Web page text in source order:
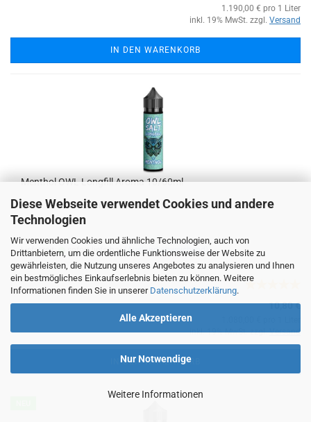
Diese Webseite verwendet Cookies und andere
Technologien
Wir verwenden Cookies und ähnliche Technologien, auch von
Drittanbietern, um die ordentliche Funktionsweise der Website zu
gewährleisten, die Nutzung unseres Angebotes zu analysieren und Ihnen
ein bestmögliches Einkaufserlebnis bieten zu können. Weitere
Informationen finden Sie in unserer Datenschutzerklärung.
Alle Akzeptieren
Nur Notwendige
Weitere Informationen
1.190,00 € pro 1 Liter
inkl. 19% MwSt. zzgl. Versand
IN DEN WARENKORB
Menthol OWL Longfill Aroma 10/60ml
erfrischender Menthol Geschmack
Lieferzeit: sofort lieferbar (Ausland abweichend)
10,80 €
inkl. 19% MwSt. zzgl.Versand
IN DEN WARENKORB